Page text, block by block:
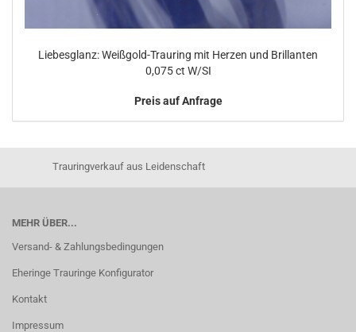
Liebesglanz: Weißgold-Trauring mit Herzen und Brillanten
0,075 ct W/SI
Preis auf Anfrage
Trauringverkauf aus Leidenschaft
MEHR ÜBER...
Versand- & Zahlungsbedingungen
Eheringe Trauringe Konfigurator
Kontakt
Impressum